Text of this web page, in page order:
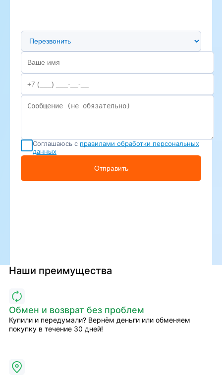
Предпочтительный способ связи
Соглашаюсь с правилами обработки персональных
данных
Отправить
Наши преимущества
Обмен и возврат без проблем
Купили и передумали? Вернём деньги или обменяем
покупку в течение 30 дней!